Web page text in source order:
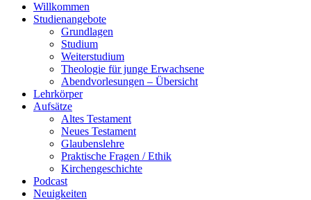
Willkommen
Studienangebote
Grundlagen
Studium
Weiterstudium
Theologie für junge Erwachsene
Abendvorlesungen – Übersicht
Lehrkörper
Aufsätze
Altes Testament
Neues Testament
Glaubenslehre
Praktische Fragen / Ethik
Kirchengeschichte
Podcast
Neuigkeiten